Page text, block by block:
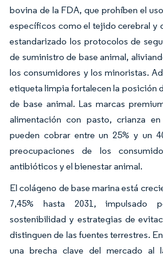
bovina de la FDA, que prohíben el
específicos como el tejido cerebral y
estandarizado los protocolos de
de suministro de base animal,
los consumidores y los minoristas.
etiqueta limpia fortalecen la posición
de base animal. Las marcas
alimentación con pasto, crianza
pueden cobrar entre un 25% y un
preocupaciones de los
antibióticos y el bienestar animal.
El colágeno de base marina está
7,45% hasta 2031, impulsado
sostenibilidad y estrategias de
distinguen de las fuentes terrestres.
una brecha clave del mercado al